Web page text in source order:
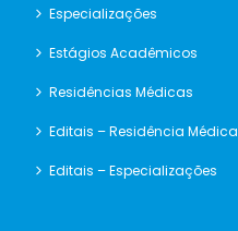
Especializações
Estágios Acadêmicos
Residências Médicas
Editais – Residência Médica
Editais – Especializações